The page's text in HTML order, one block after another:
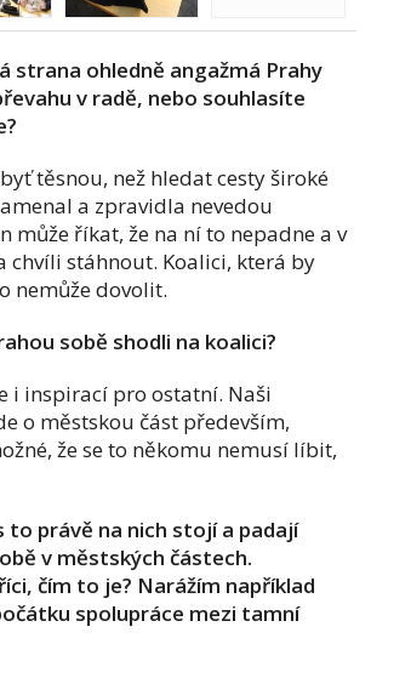
strana ohledně angažmá Prahy
v radě, nebo souhlasíte
těsnou, než hledat cesty široké
a zpravidla nevedou
může říkat, že na ní to nepadne a v
chvíli stáhnout. Koalici, která by
nemůže dovolit.
sobě shodli na koalici?
i inspirací pro ostatní. Naši
o městskou část především,
že se to někomu nemusí líbit,
to právě na nich stojí a padají
v městských částech.
čím to je? Narážím například
spolupráce mezi tamní